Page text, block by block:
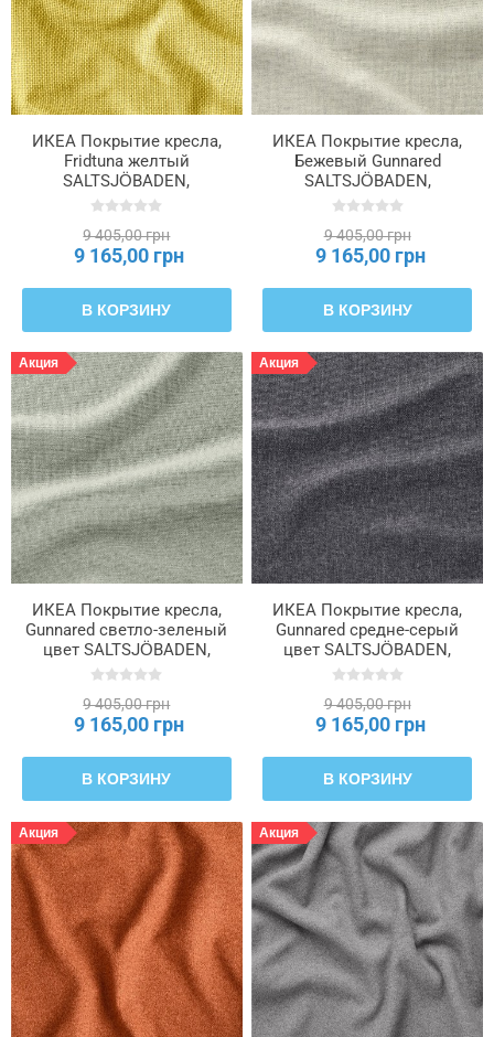
ИКЕА Покрытие кресла,
Fridtuna желтый
SALTSJÖBADEN,
006.170.74
9 405,00 грн
9 165,00 грн
В КОРЗИНУ
ИКЕА Покрытие кресла,
Бежевый Gunnared
SALTSJÖBADEN,
806.171.50
9 405,00 грн
9 165,00 грн
В КОРЗИНУ
Акция
ИКЕА Покрытие кресла,
Gunnared светло-зеленый
цвет SALTSJÖBADEN,
906.183.66
9 405,00 грн
9 165,00 грн
В КОРЗИНУ
Акция
ИКЕА Покрытие кресла,
Gunnared средне-серый
цвет SALTSJÖBADEN,
706.175.13
9 405,00 грн
9 165,00 грн
В КОРЗИНУ
Акция Акция